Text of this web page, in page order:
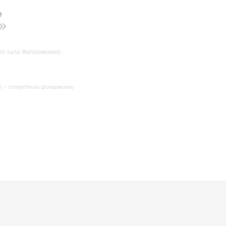
зала Филармонии).
– сотрудники филармонии